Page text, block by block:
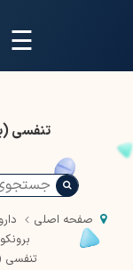
☰
تنفسی
صفحه اصلی
تنفسی